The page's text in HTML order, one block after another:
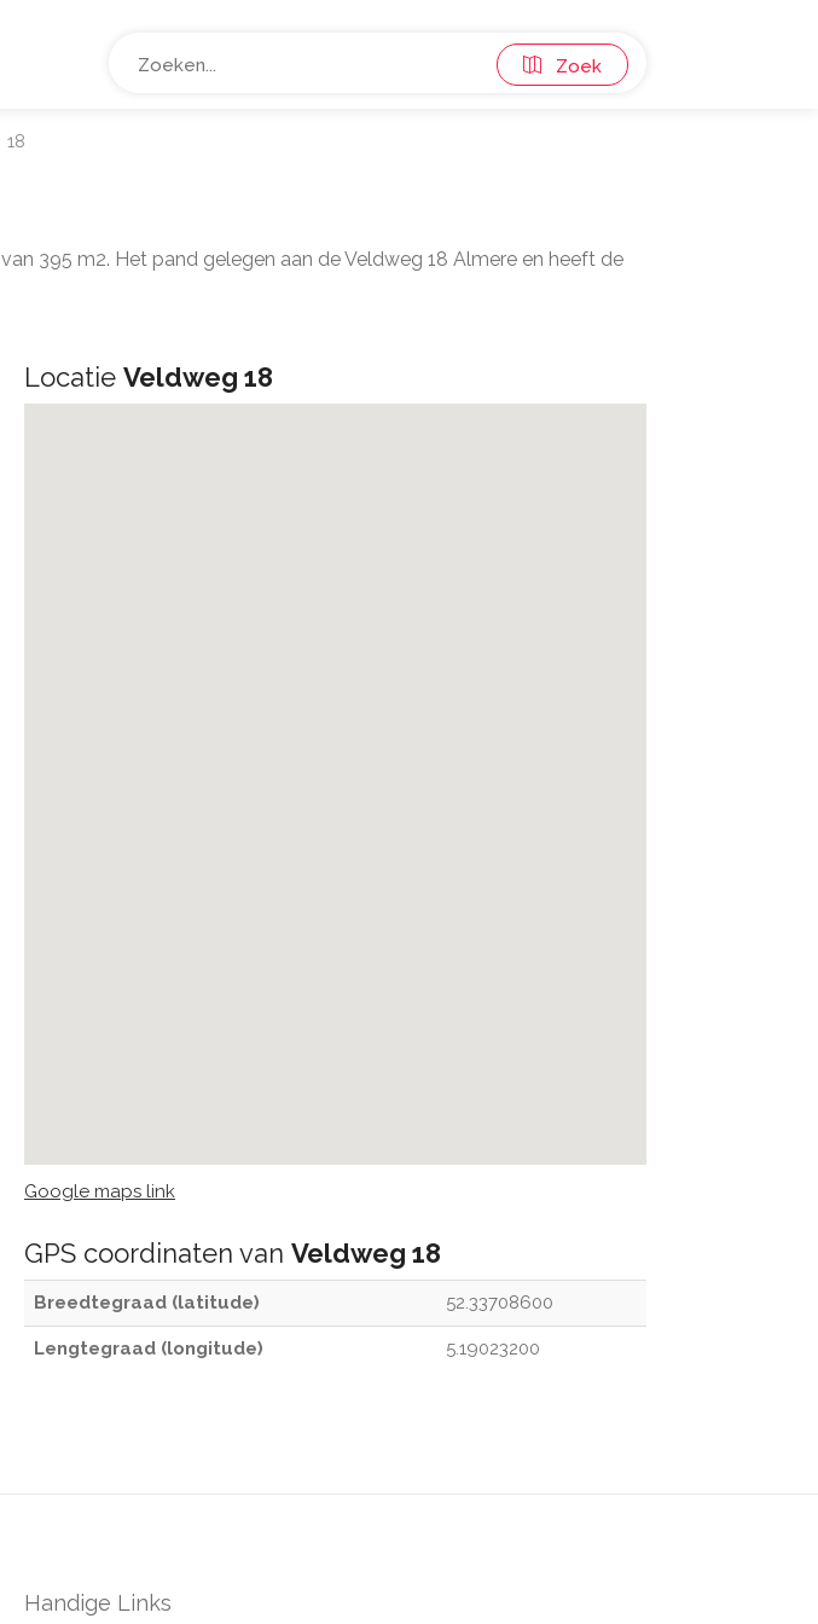
Zoek
18
395 m2. Het pand gelegen aan de Veldweg 18 Almere en heeft de
Locatie Veldweg 18
Google maps link
GPS coordinaten van Veldweg 18
Breedtegraad (latitude) 52.33708600
Lengtegraad (longitude) 5.19023200
Handige Links